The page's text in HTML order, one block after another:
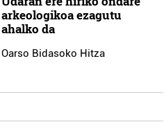
arkeologikoa ezagutu
ahalko da
Oarso Bidasoko Hitza